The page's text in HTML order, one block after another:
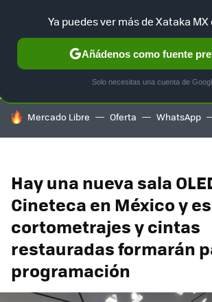
SELECCIÓN GAMING HOME AUTO
HOY SE HABLA DE
Mercado Libre Oferta WhatsApp
Hay una nueva sala
Cineteca en México y
cortometrajes y cintas
restauradas formarán
programación
Ya puedes ver más de Xataka MX
Añádenos como fuente
Solo necesitas una cuenta de